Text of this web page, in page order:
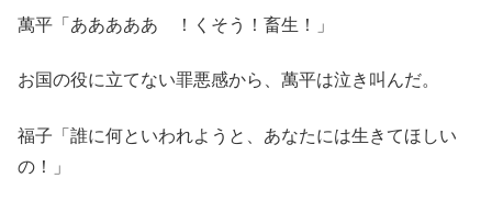
萬平「あああああゝ！くそう！畜生！」
お国の役に立てない罪悪感から、萬平は泣き叫んだ。
福子「誰に何といわれようと、あなたには生きてほしい
の！」